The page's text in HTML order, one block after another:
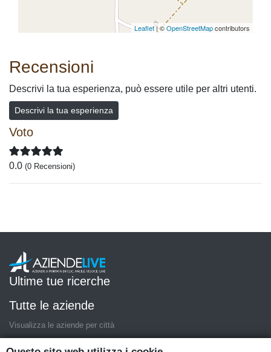
Leaflet| ©OpenStreetMapcontributors
Recensioni
Descrivi la tua esperienza, può essere utile per altri utenti.
Descrivi la tua esperienza
Voto
0.0 (0 Recensioni)
Ultime tue ricerche
Tutte le aziende
Visualizza le aziende per città